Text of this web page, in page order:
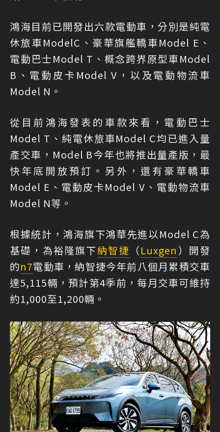
鴻海目前已開發出六款電動車，分別是純電
休旅車ModelC、豪華旗艦轎車Model E、
電動巴士Model T、概念跨界原型車Model
B、電動皮卡Model V，以及電動物流車
Model N。
從目前鴻海發表的車款來看，電動巴士
Model T、純電休旅車Model C均已進入量
產交車，Model B今年也將推出量產版，最
快年底開放預訂。另外，還有豪華轎車
Model E、電動皮卡Model V、電動物流車
Model N等。
根據統計，鴻海旗下鴻華先進以Model C為
基礎，為裕隆旗下納智捷 （Luxgen ）開發
的n7電動車，納智捷今年前八個月累積交車
達5,115輛，預計第4季前，每月交車可維持
約1,000至1,200輛。